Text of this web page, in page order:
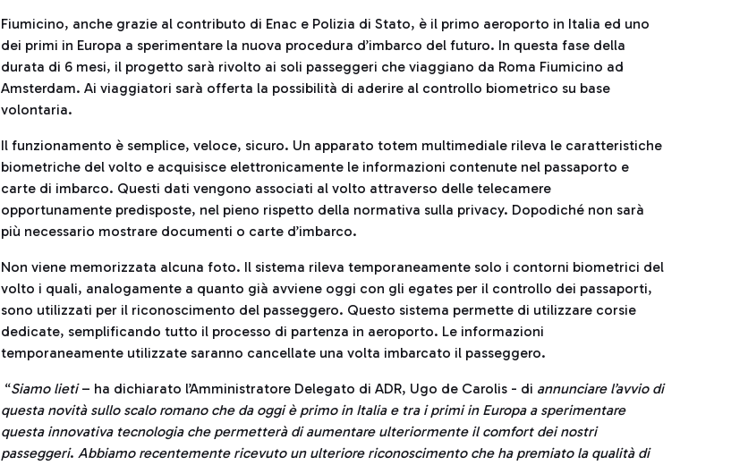
Fiumicino, anche grazie al contributo di Enac e Polizia di Stato, è il primo aeroporto in Italia ed uno
dei primi in Europa a sperimentare la nuova procedura d’imbarco del futuro. In questa fase della
durata di 6 mesi, il progetto sarà rivolto ai soli passeggeri che viaggiano da Roma Fiumicino ad
Amsterdam. Ai viaggiatori sarà offerta la possibilità di aderire al controllo biometrico su base
volontaria.
Il funzionamento è semplice, veloce, sicuro. Un apparato totem multimediale rileva le caratteristiche
biometriche del volto e acquisisce elettronicamente le informazioni contenute nel passaporto e
carte di imbarco. Questi dati vengono associati al volto attraverso delle telecamere
opportunamente predisposte, nel pieno rispetto della normativa sulla privacy. Dopodiché non sarà
più necessario mostrare documenti o carte d’imbarco.
Non viene memorizzata alcuna foto. Il sistema rileva temporaneamente solo i contorni biometrici del
volto i quali, analogamente a quanto già avviene oggi con gli egates per il controllo dei passaporti,
sono utilizzati per il riconoscimento del passeggero. Questo sistema permette di utilizzare corsie
dedicate, semplificando tutto il processo di partenza in aeroporto. Le informazioni
temporaneamente utilizzate saranno cancellate una volta imbarcato il passeggero.
“Siamo lieti– ha dichiarato l’Amministratore Delegato di ADR, Ugo de Carolis - di annunciare l’avvio di
questa novità sullo scalo romano che da oggi è primo in Italia e tra i primi in Europa a sperimentare
questa innovativa tecnologia che permetterà di aumentare ulteriormente il comfort dei nostri
passeggeri. Abbiamo recentemente ricevuto un ulteriore riconoscimento che ha premiato la qualità di